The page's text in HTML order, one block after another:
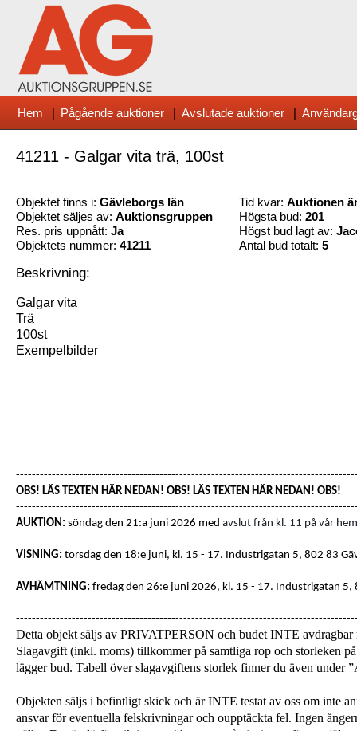
Hem | Pågående auktioner | Avslutade auktioner |
41211 - Galgar vita trä, 100st
Objektet finns i: Gävleborgs län
Objektet säljes av: Auktionsgruppen
Res. pris uppnått: Ja
Objektets nummer: 41211
Tid kvar: Auktionen
Högsta bud: 201
Högst bud lagt av:
Antal bud totalt: 5
Beskrivning:
Galgar vita
Trä
100st
Exempelbilder
OBS! LÄS TEXTEN HÄR NEDAN! OBS! LÄS TEXTEN HÄR NEDAN! OBS!
AUKTION: söndag den 21:a juni 2026 med avslut från kl. 11 på vår
VISNING: torsdag den 18:e juni, kl. 15 - 17. Industrigatan 5, 802 83
AVHÄMTNING: fredag den 26:e juni 2026, kl. 15 - 17. Industrigatan 5,
Detta objekt säljs av PRIVATPERSON och budet INTE
Slagavgift (inkl. moms) tillkommer på samtliga rop och storleken
lägger bud. Tabell över slagavgiftens storlek finner du även under
Objekten säljs i befintligt skick och är INTE testat av oss om inte
ansvar för eventuella felskrivningar och oupptäckta fel. Ingen